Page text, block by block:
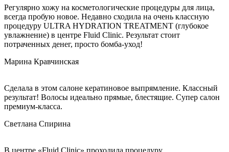
Регулярно хожу на косметологические процедуры для лица,
всегда пробую новое. Недавно сходила на очень классную
процедуру ULTRA HYDRATION TREATMENT (глубокое
увлажнение) в центре Fluid Clinic. Результат стоит
потраченных денег, просто бомба-уход!
Марина Кравчинская
Сделала в этом салоне кератиновое выпрямление. Классный
результат! Волосы идеально прямые, блестящие. Супер салон
премиум-класса.
Светлана Спирина
В центре «Fluid Clinic» проходила процедуру